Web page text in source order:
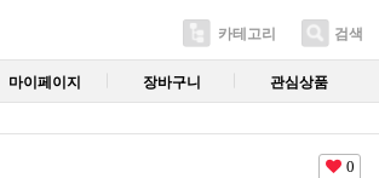
카테고리 검색
마이페이지 장바구니 관심상품
0